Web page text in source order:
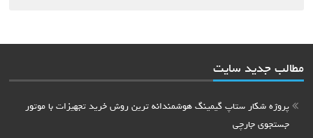
مطالب جدید سایت
پروژه شکار ستاپ گیمینگ هوشمندانه ترین روش خرید تجهیزات با موتور
جستجوی جارچی